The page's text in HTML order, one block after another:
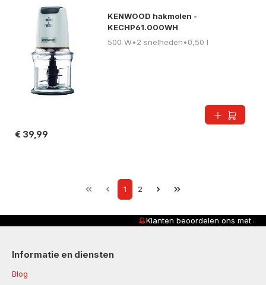
KENWOOD hakmolen -
KECHP61.000WH
500 W•2 snelheden•0,50 l
€ 39,99
Page
1 Page
2
Klanten beoordelen ons met4,8/5
Informatie en diensten
Blog